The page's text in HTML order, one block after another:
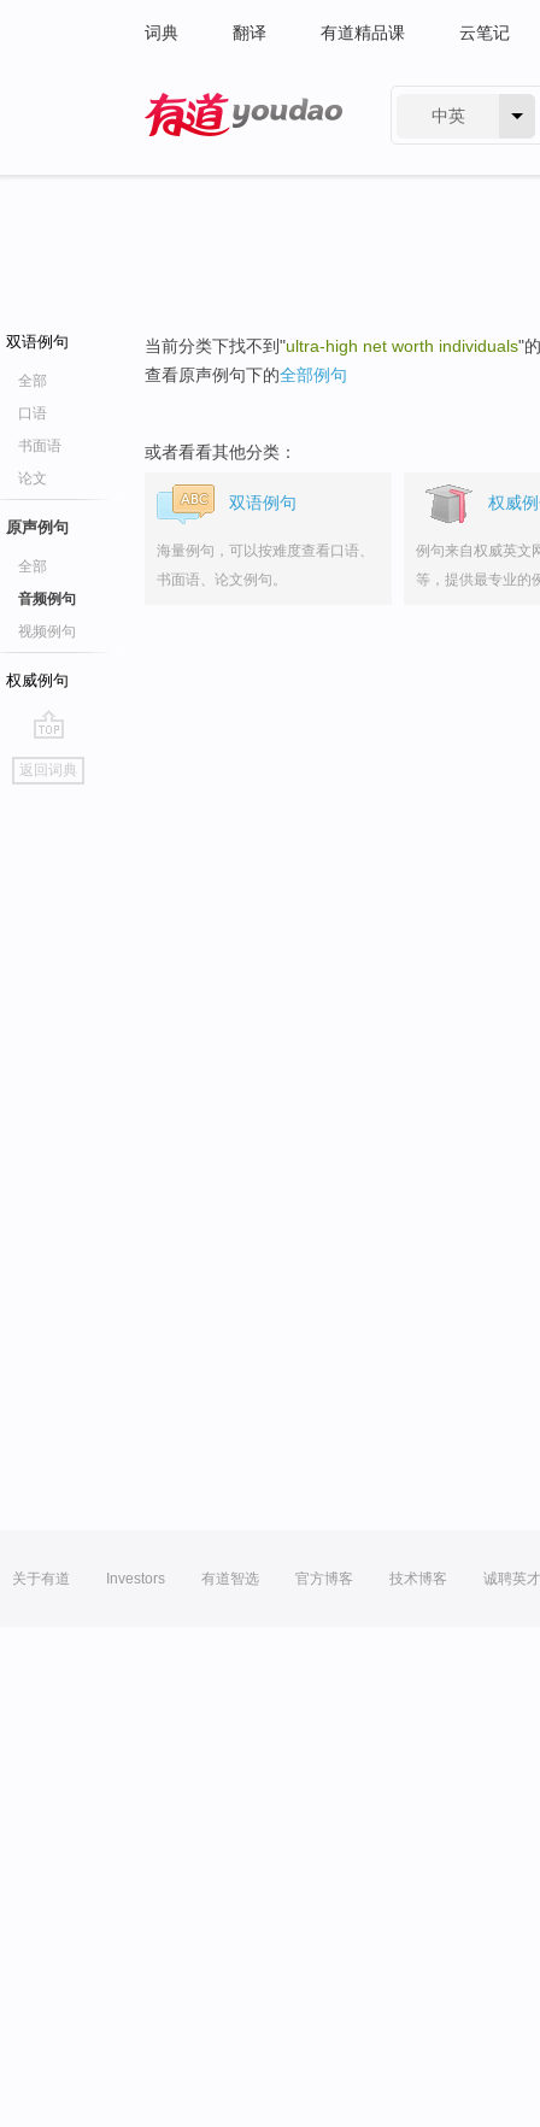
词典 翻译 有道精品课 云笔记
中英
双语例句
全部
口语
书面语
论文
原声例句
全部
音频例句
视频例句
权威例句
go
top
返回词典
当前分类下找不到"ultra-high net worth individuals"
查看原声例句下的全部例句
或者看看其他分类：
双语例句
海量例句，可以按难度查看口语、
书面语、论文例句。
权威
例句来自权威英文
等，提供最专业的
关于有道 Investors 有道智选 官方博客 技术博客 诚聘英才